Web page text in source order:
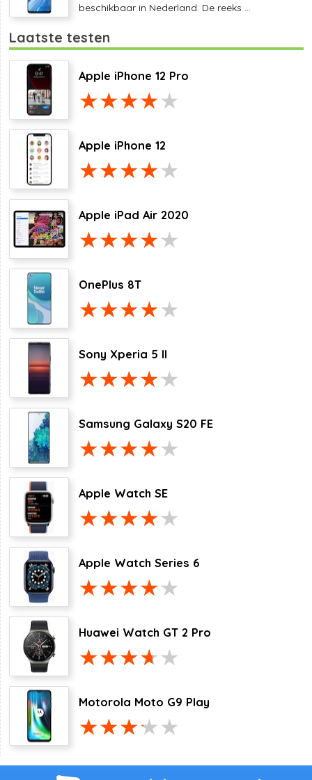
beschikbaar in Nederland. De reeks ...
Laatste testen
Apple iPhone 12 Pro
Apple iPhone 12
Apple iPad Air 2020
OnePlus 8T
Sony Xperia 5 II
Samsung Galaxy S20 FE
Apple Watch SE
Apple Watch Series 6
Huawei Watch GT 2 Pro
Motorola Moto G9 Play